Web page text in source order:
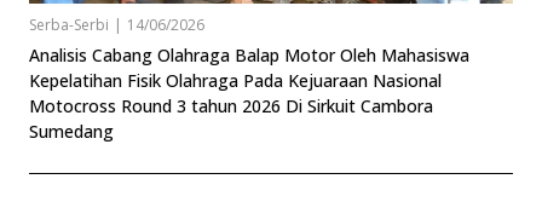
Serba-Serbi | 14/06/2026
Analisis Cabang Olahraga Balap Motor Oleh Mahasiswa
Kepelatihan Fisik Olahraga Pada Kejuaraan Nasional
Motocross Round 3 tahun 2026 Di Sirkuit Cambora
Sumedang